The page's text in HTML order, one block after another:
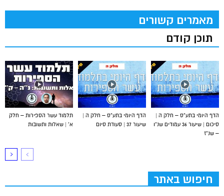
מאמרים קשורים
תוכן קודם
תלמוד עשר הספירות – חלק
א’ | שאלות ותשובות
הדף היומי בתע”ס – חלק ה |
שיעור 37 | סעודת סיום
הדף היומי בתע”ס – חלק ה |
סיכום | שיעור 36 עמודים שנ”ו
– שנ”ז
חיפוש באתר